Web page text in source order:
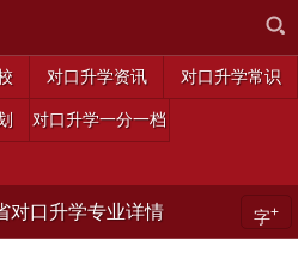
对口升学资讯 对口升学常识
对口升学一分一档
对口升学专业详情 字+